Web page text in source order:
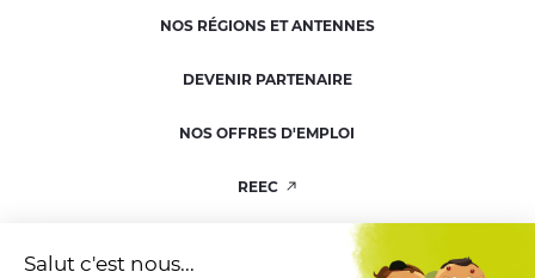
NOS RÉGIONS ET ANTENNES
DEVENIR PARTENAIRE
NOS OFFRES D'EMPLOI
REEC
Salut c'est nous...